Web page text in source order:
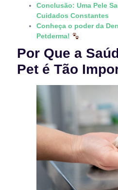
Conclusão: Uma Pele
Cuidados Constantes
Conheça o poder da
Petderma!
Por Que a
Pet é Tão